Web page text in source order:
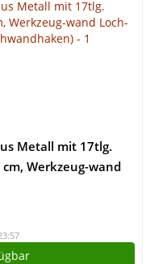
Metall mit 17tlg.
Werkzeug-wand
Lochwandhaken)